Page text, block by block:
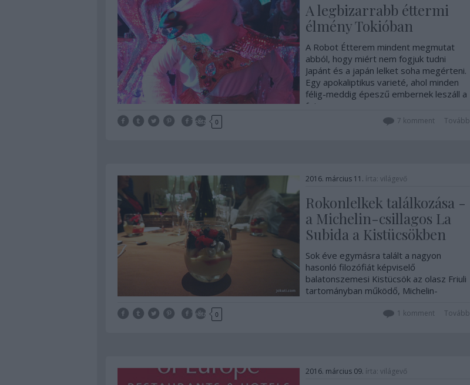
A legbizarrabb éttermi
élmény Tokióban
A Robot Étterem mindent megmutat
abból, hogy miért nem fogjuk tudni
Japánt és a japán lelket soha megérteni.
Egy apokaliptikus varieté, ahol minden
félig-meddig épeszű embernek leszáll a
feje.
Tetszik 0 Tovább
7 komment
2016. március 11. írta: világevő
Rokonlelkek találkozása -
a Michelin-csillagos La
Subida a Kistücsökben
Sok éve egymásra talált a nagyon
hasonló filozófiát képviselő
balatonszemesi Kistücsök az olasz Friuli
tartományban működő, Michelin-
állomásaként ezúttal az olaszok
Tetszik 0 Tovább
1 komment
2016. március 09. írta: világevő